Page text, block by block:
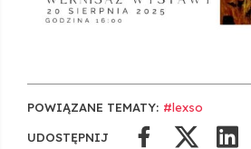
POWIĄZANE TEMATY: #lexso
UDOSTĘPNIJ